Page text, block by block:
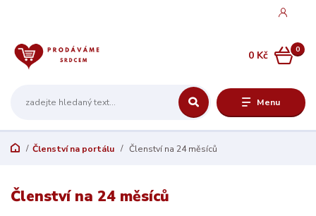
Menu
0
0 Kč
Členství na portálu Členství na 24 měsíců
Členství na 24 měsíců